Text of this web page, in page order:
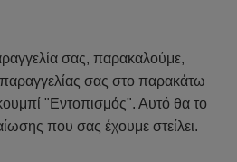
σας, παρακαλούμε,
παραγγελίας σας στο παρακάτω
"Εντοπισμός". Αυτό θα το
που σας έχουμε στείλει.